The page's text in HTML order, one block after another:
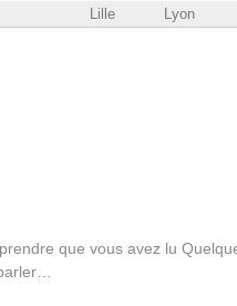
Lille Lyon
que vous avez lu